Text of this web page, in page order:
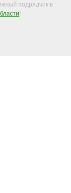
подрядчик в
!